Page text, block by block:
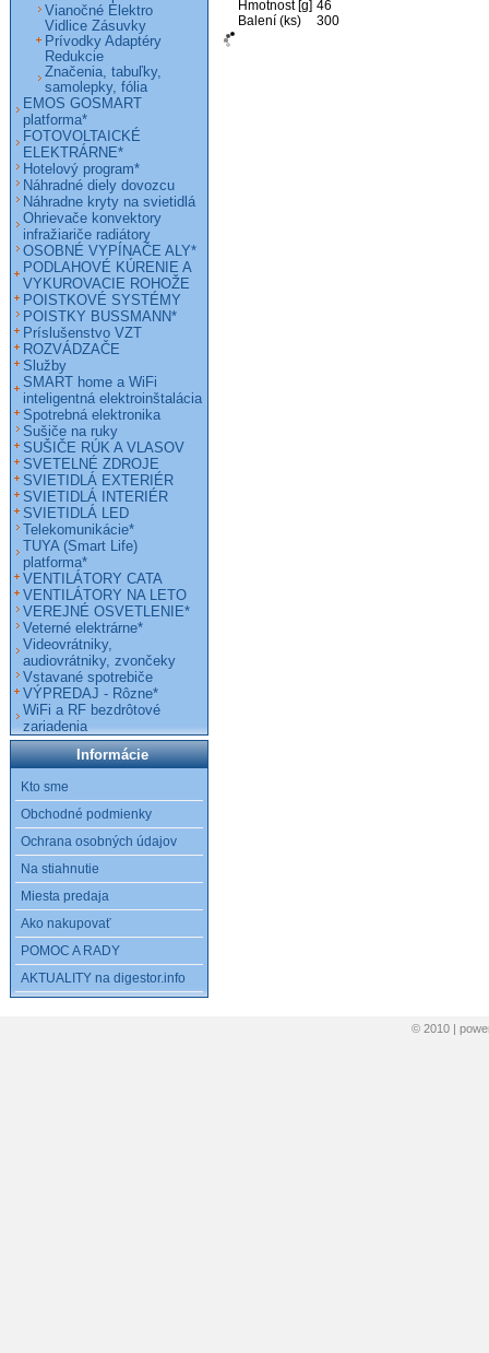
Hmotnost [g]	46
Balení (ks)	300
Vianočné Elektro
Vidlice Zásuvky
Prívodky Adaptéry
Redukcie
Značenia, tabuľky,
samolepky, fólia
EMOS GOSMART
platforma*
FOTOVOLTAICKÉ
ELEKTRÁRNE*
Hotelový program*
Náhradné diely dovozcu
Náhradne kryty na svietidlá
Ohrievače konvektory
infražiariče radiátory
OSOBNÉ VYPÍNAČE ALY*
PODLAHOVÉ KÚRENIE A
VYKUROVACIE ROHOŽE
POISTKOVÉ SYSTÉMY
POISTKY BUSSMANN*
Príslušenstvo VZT
ROZVÁDZAČE
Služby
SMART home a WiFi
inteligentná elektroinštalácia
Spotrebná elektronika
Sušiče na ruky
SUŠIČE RÚK A VLASOV
SVETELNÉ ZDROJE
SVIETIDLÁ EXTERIÉR
SVIETIDLÁ INTERIÉR
SVIETIDLÁ LED
Telekomunikácie*
TUYA (Smart Life)
platforma*
VENTILÁTORY CATA
VENTILÁTORY NA LETO
VEREJNÉ OSVETLENIE*
Veterné elektrárne*
Videovrátniky,
audiovrátniky, zvončeky
Vstavané spotrebiče
VÝPREDAJ - Rôzne*
WiFi a RF bezdrôtové
zariadenia
Informácie
Kto sme
Obchodné podmienky
Ochrana osobných údajov
Na stiahnutie
Miesta predaja
Ako nakupovať
POMOC A RADY
AKTUALITY na digestor.info
© 2010 |